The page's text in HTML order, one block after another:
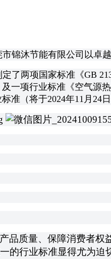
锦沐节能有限公司以卓
了两项国家标准《GB
一项行业标准《空气源
准（将于2024年11月24
品质量、保障消费者
的行业标准显得尤为